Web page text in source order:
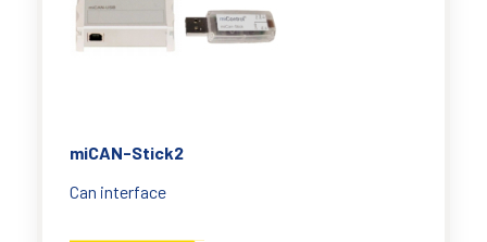
miCAN-Stick2
Can interface